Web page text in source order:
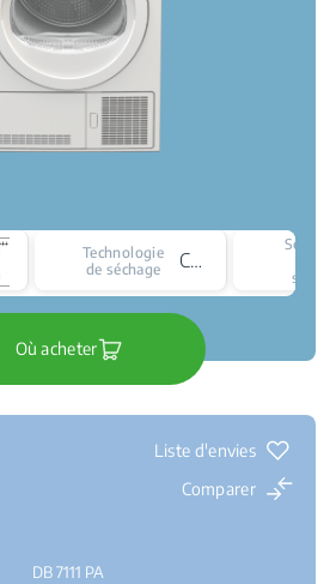
Technologie
de séchage
Condenseur
sonde
Où acheter
Liste d'envies
Comparer
DB 7111 PA